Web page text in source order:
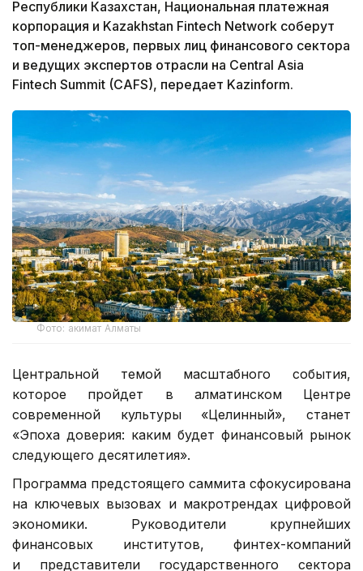
Республики Казахстан, Национальная платежная
корпорация и Kazakhstan Fintech Network соберут
топ-менеджеров, первых лиц финансового сектора
и ведущих экспертов отрасли на Central Asia
Fintech Summit (CAFS), передает Kazinform.
Фото: акимат Алматы
Центральной темой масштабного события,
которое пройдет в алматинском Центре
современной культуры «Целинный», станет
«Эпоха доверия: каким будет финансовый рынок
следующего десятилетия».
Программа предстоящего саммита сфокусирована
на ключевых вызовах и макротрендах цифровой
экономики. Руководители крупнейших
финансовых институтов, финтех-компаний
и представители государственного сектора